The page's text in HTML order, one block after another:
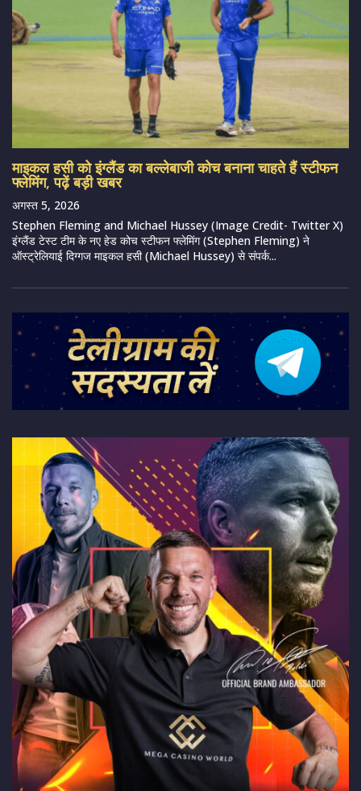
माइकल हसी को इंग्लैंड का बल्लेबाजी कोच बनाना चाहते हैं स्टीफन
फ्लेमिंग, पढ़ें बड़ी खबर
अगस्त 5, 2026
Stephen Fleming and Michael Hussey (Image Credit- Twitter X)
इंग्लैंड टेस्ट टीम के नए हेड कोच स्टीफन फ्लेमिंग (Stephen Fleming) ने
ऑस्ट्रेलियाई दिग्गज माइकल हसी (Michael Hussey) से संपर्क...